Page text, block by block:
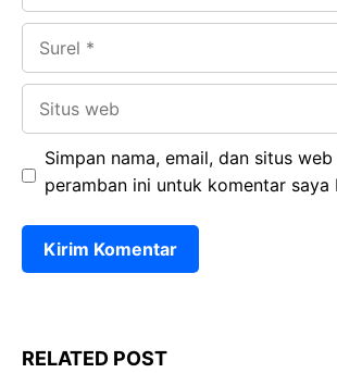
Simpan nama, email, dan situs
peramban ini untuk komentar saya
RELATED POST